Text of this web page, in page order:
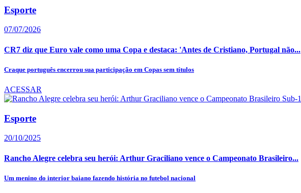
Esporte
07/07/2026
CR7 diz que Euro vale como uma Copa e destaca: 'Antes de Cristiano, Portugal não...
Craque português encerrou sua participação em Copas sem títulos
ACESSAR
Esporte
20/10/2025
Rancho Alegre celebra seu herói: Arthur Graciliano vence o Campeonato Brasileiro...
Um menino do interior baiano fazendo história no futebol nacional